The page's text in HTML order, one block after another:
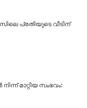
പ്രതിയുടെ വീടിന്
മാറ്റിയ സംഭവം: